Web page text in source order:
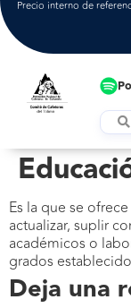
Precio interno de
Es la que se
actualizar, suplir
académicos o
grados
Deja una